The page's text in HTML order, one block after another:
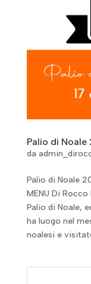
Palio di Noale
da
Palio di Noale
MENU Di
Palio di Noale,
ha luogo nel
noalesi e